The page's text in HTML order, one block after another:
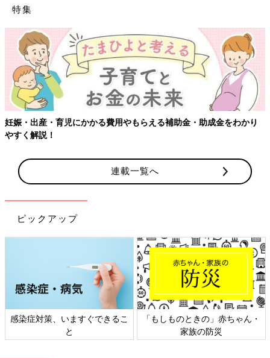
特集
妊娠・出産・育児にかかる費用やもらえる補助金・助成金をわかり
やすく解説！
連載一覧へ
ピックアップ
感染症対策、いますぐできるこ
と
「もしものときの」赤ちゃん・
家族の防災